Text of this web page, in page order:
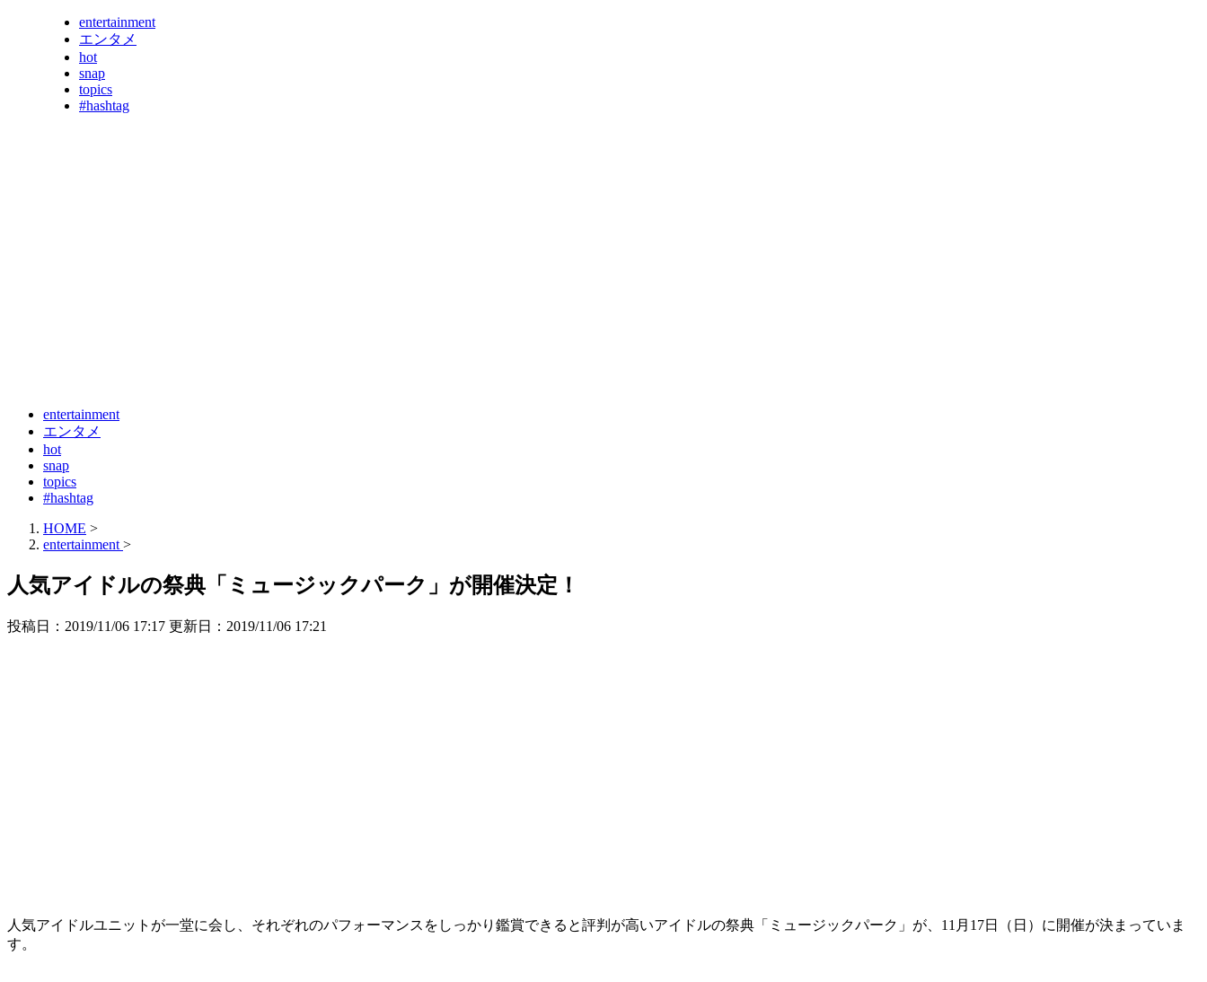
entertainment
エンタメ
hot
snap
topics
#hashtag
entertainment
エンタメ
hot
snap
topics
#hashtag
HOME >
entertainment >
人気アイドルの祭典「ミュージックパーク」が開催決定！
投稿日：2019/11/06 17:17 更新日： 2019/11/06 17:21
人気アイドルユニットが一堂に会し、それぞれのパフォーマンスをしっかり鑑賞できると評判が高いアイドルの祭典「ミュージックパーク」が、11月17日（日）に開催が決まっていま
す。